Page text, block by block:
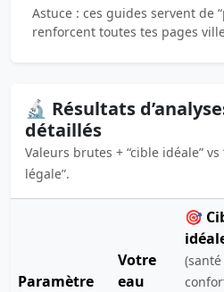
Astuce : ces guides servent de
renforcent toutes tes pages
🔬 Résultats
détaillés
Valeurs brutes + “cible idéale” vs
légale”.
Paramètre
Votre
eau
🎯